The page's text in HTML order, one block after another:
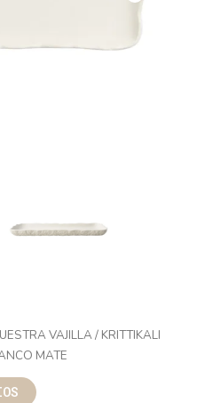
VAJILLA/ KRITTIKALI
MATE